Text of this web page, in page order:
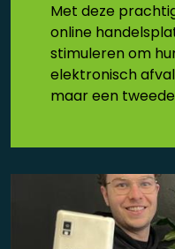
Met deze
online
stimuleren om
elektronisch
maar een